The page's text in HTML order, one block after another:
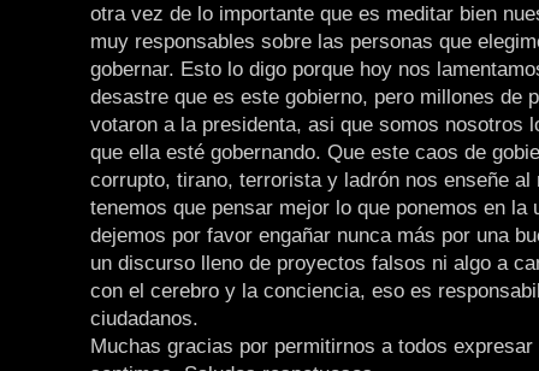
otra vez de lo importante que es meditar bien
muy responsables sobre las personas que
gobernar. Esto lo digo porque hoy nos
desastre que es este gobierno, pero millones de
votaron a la presidenta, asi que somos nosotros
que ella esté gobernando. Que este caos de
corrupto, tirano, terrorista y ladrón nos enseñe al
tenemos que pensar mejor lo que ponemos en la
dejemos por favor engañar nunca más por una
un discurso lleno de proyectos falsos ni algo a
con el cerebro y la conciencia, eso es
ciudadanos.
Muchas gracias por permitirnos a todos expresar